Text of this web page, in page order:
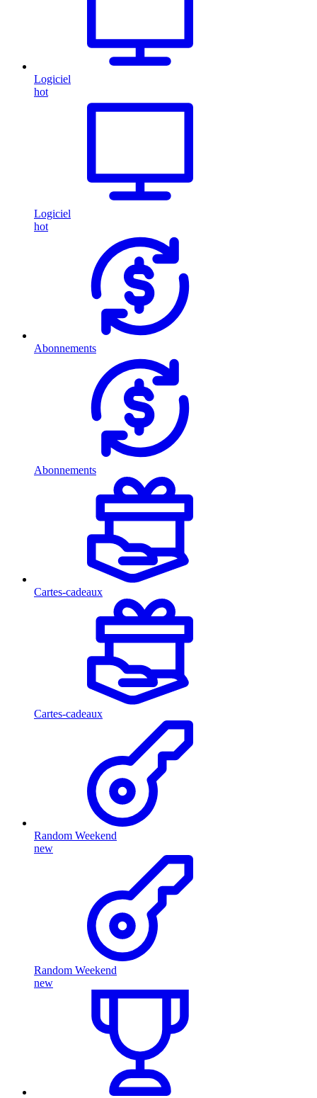
Logiciel
hot
Logiciel
hot
Abonnements
Abonnements
Cartes-cadeaux
Cartes-cadeaux
Random Weekend
new
Random Weekend
new